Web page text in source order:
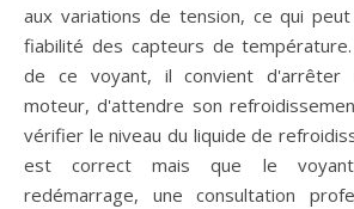
aux variations de tension, ce qui
fiabilité des capteurs de température.
de ce voyant, il convient d'arrêter
moteur, d'attendre son
vérifier le niveau du liquide de
est correct mais que le
redémarrage, une consultation